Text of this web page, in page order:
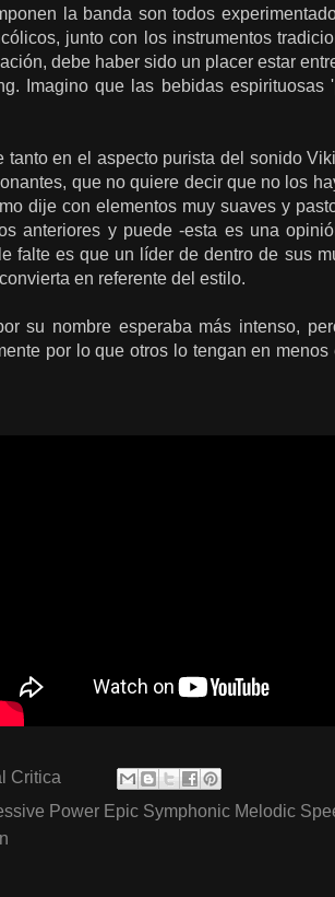
la banda son todos
junto con los instrumentos
debe haber sido un placer estar
Imagino que las bebidas espirituosas
tanto en el aspecto purista del sonido
que no quiere decir que no los
dije con elementos muy suaves y
anteriores y puede -esta es una
falte es que un líder de dentro de sus
en referente del estilo.
su nombre esperaba más intenso,
por lo que otros lo tengan en
Critica
Power Epic Symphonic Melodic